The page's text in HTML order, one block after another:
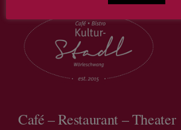
Café – Restaurant – Theater